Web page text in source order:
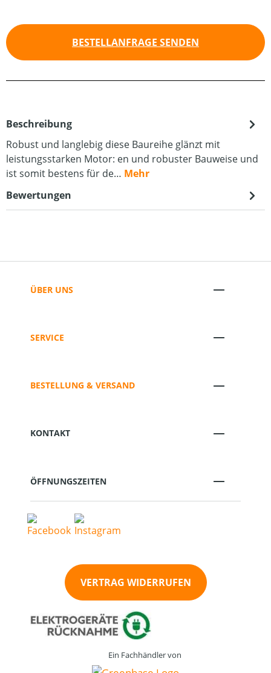
BESTELLANFRAGE SENDEN
Beschreibung
Robust und langlebig diese Baureihe glänzt mit
leistungsstarken Motor: en und robuster Bauweise und
ist somit bestens für de… Mehr
Bewertungen
ÜBER UNS
SERVICE
BESTELLUNG & VERSAND
KONTAKT
ÖFFNUNGSZEITEN
VERTRAG WIDERRUFEN
Ein Fachhändler von